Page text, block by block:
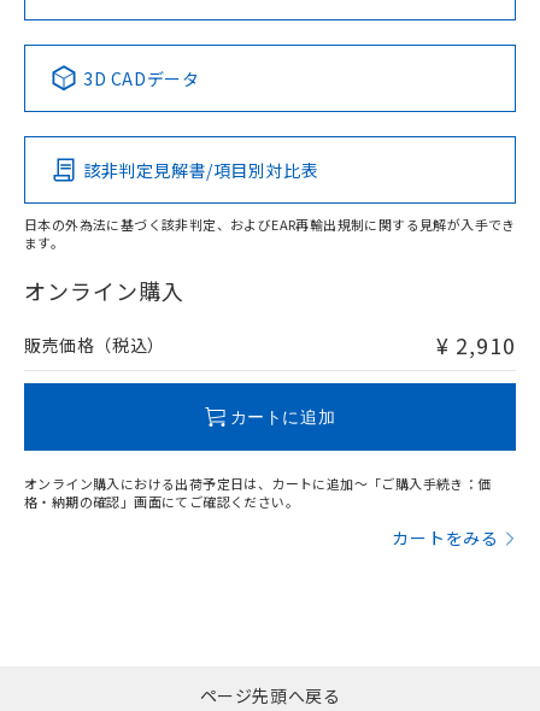
Pb Hg Cd Cr(VI)
O
在庫等で未対応品が混在する可能性があります。
問い合わせください。
No No No No
この製品の規格認証/適合状況ページへ
その他の認証はこちらのページからご検索ください
3D CADデータ
該非判定見解書/項目別対比表
日本の外為法に基づく該非判定、およびEAR再輸出規制に関する見解が入手でき
ます。
オンライン購入
販売価格（税込） ¥ 2,910
カートに追加
オンライン購入における出荷予定日は、カートに追加～「ご購入手続き：価
格・納期の確認」画面にてご確認ください。
カートをみる
していることから、特段のことがない限
り、2022年1月12日より割愛しておりま
す。
ページ先頭へ戻る